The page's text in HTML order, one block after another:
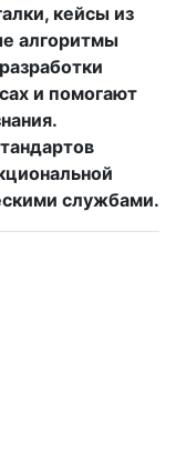
кейсы из
алгоритмы
и помогают
службами.